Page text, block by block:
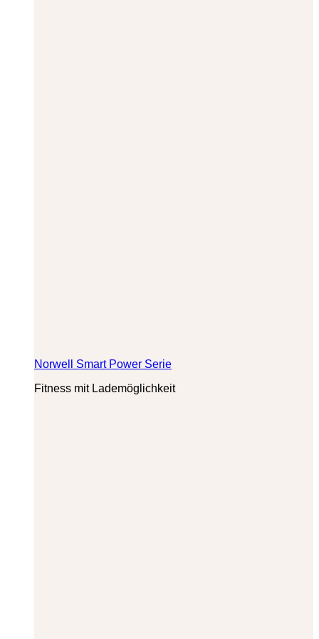
Norwell Smart Power Serie
Fitness mit Lademöglichkeit